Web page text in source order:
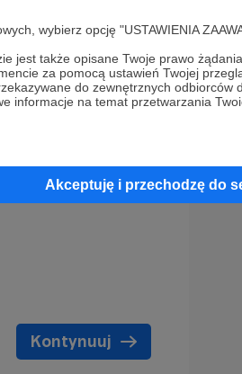
wybierz opcję "USTAWIENIA
jest także opisane Twoje prawo
za pomocą ustawień Twojej
do zewnętrznych odbiorców
informacje na temat przetwarzania
Akceptuję i przechodzę do
Kontynuuj